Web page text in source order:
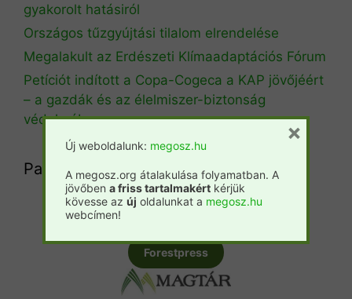
gyakorolt hatásiról
Országos tűzgyújtási tilalom elrendelése
Megalakult az Erdészeti Klímaadaptációs Fórum
Petíciót indított a Copa-Cogeca a KAP jövőjéért
– a gazdák és az élelmiszer-biztonság
védelmében
Partnereink
Csemete
Forestpress
Új weboldalunk: megosz.hu
A megosz.org átalakulása folyamatban. A
jövőben a friss tartalmakért kérjük
kövesse az új oldalunkat a megosz.hu
webcímen!
×